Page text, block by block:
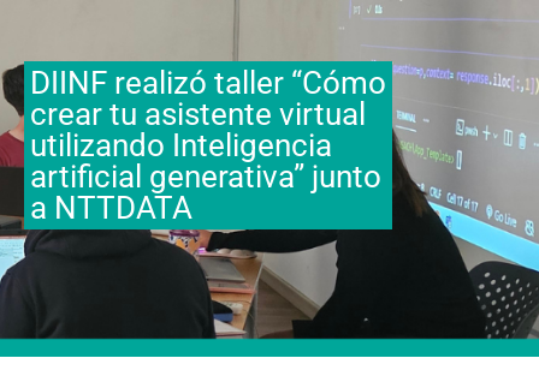
DIINF realizó taller “Cómo
crear tu asistente virtual
utilizando Inteligencia
artificial generativa” junto
a NTTDATA